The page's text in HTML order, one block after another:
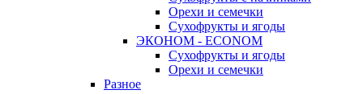
Орехи и семечки
Сухофрукты и ягоды
ЭКОНОМ - ECONOM
Сухофрукты и ягоды
Орехи и семечки
Разное